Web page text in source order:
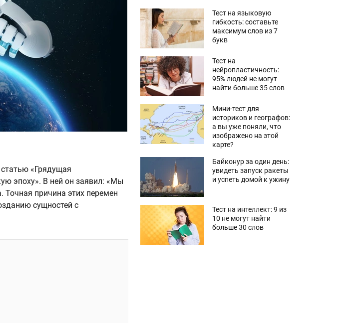
«Грядущая
эпоху». В ней он заявил: «Мы
Точная причина этих перемен
сущностей с
Тест на языковую
гибкость: составьте
максимум слов из 7
букв
Тест на
нейропластичность:
95% людей не могут
найти больше 35 слов
Мини-тест для
историков и географов:
а вы уже поняли, что
изображено на этой
карте?
Байконур за один день:
увидеть запуск ракеты
и успеть домой к ужину
Тест на интеллект: 9 из
10 не могут найти
больше 30 слов